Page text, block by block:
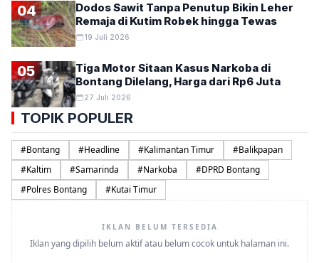
04
Dodos Sawit Tanpa Penutup Bikin Leher
Remaja di Kutim Robek hingga Tewas
19 Juli 2026
05
Tiga Motor Sitaan Kasus Narkoba di
Bontang Dilelang, Harga dari Rp6 Juta
27 Juli 2026
TOPIK POPULER
#Bontang #Headline #Kalimantan Timur #Balikpapan
#Kaltim #Samarinda #Narkoba #DPRD Bontang
#Polres Bontang #Kutai Timur
IKLAN BELUM TERSEDIA
Iklan yang dipilih belum aktif atau belum cocok untuk halaman ini.